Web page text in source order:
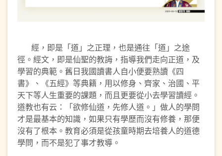
經，即是「道」之正理，也是通往「道」之途
徑。經文，即是仙聖的教誨，指導我們走向正道，及
學習的典範。舊日我國讀書人自小便要熟讀《四
書》、《五經》等典籍，用以修身、齊家、治國、平
天下等人生重要的課題，而且更要從小去學習讀經。
道教也有云：「欲修仙道，先修人道。」做人的學問
才是最基本的知識，如果只有學歷而沒有修養，那便
沒有了根本。教育必須是從孩童時期去培養人的道德
學問，而不是犯了事才教導。